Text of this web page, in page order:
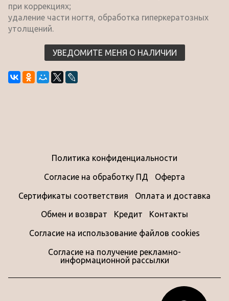
при коррекциях;
удаление части ногтя, обработка гиперкератозных
утолщений.
УВЕДОМИТЕ МЕНЯ О НАЛИЧИИ
Политика конфиденциальности
Согласие на обработку ПД Оферта
Сертификаты соответствия Оплата и доставка
Обмен и возврат Кредит Контакты
Согласие на использование файлов cookies
Согласие на получение рекламно-
информационной рассылки